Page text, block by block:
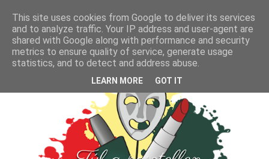
This site uses cookies from Google to deliver its services
and to analyze traffic. Your IP address and user-agent are
shared with Google along with performance and security
metrics to ensure quality of service, generate usage
statistics, and to detect and address abuse.
LEARN MORE GOT IT